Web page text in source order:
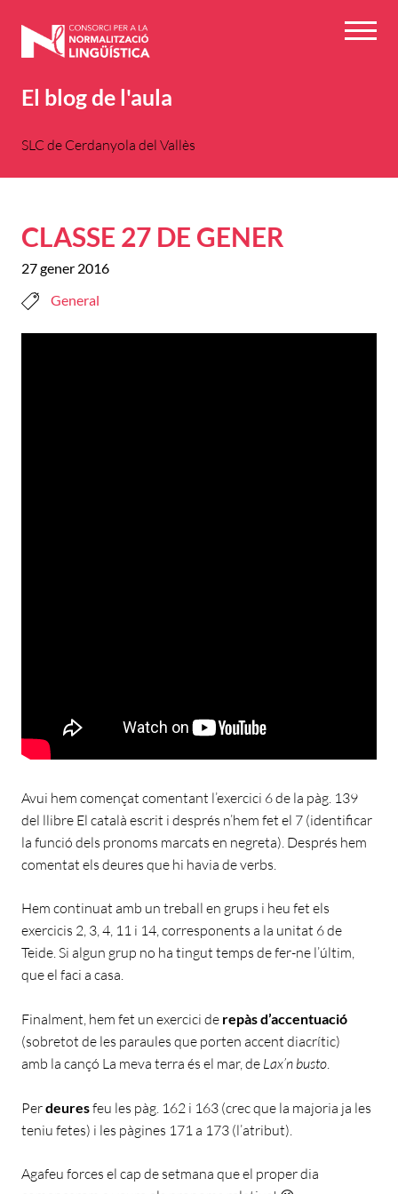
El blog de l'aula
SLC de Cerdanyola del Vallès
CLASSE 27 DE GENER
27 gener 2016
General
Avui hem començat comentant l’exercici 6 de la pàg. 139
del llibre El català escrit i després n’hem fet el 7 (identificar
la funció dels pronoms marcats en negreta). Després hem
comentat els deures que hi havia de verbs.
Hem continuat amb un treball en grups i heu fet els
exercicis 2, 3, 4, 11 i 14, corresponents a la unitat 6 de
Teide. Si algun grup no ha tingut temps de fer-ne l’últim,
que el faci a casa.
Finalment, hem fet un exercici de repàs d’accentuació
(sobretot de les paraules que porten accent diacrític)
amb la cançó La meva terra és el mar, de Lax’n busto
Perdeuresfeu les pàg. 162 i 163 (crec que la majoria ja les
teniu fetes) i les pàgines 171 a 173 (l’atribut).
Agafeu forces el cap de setmana que el proper dia